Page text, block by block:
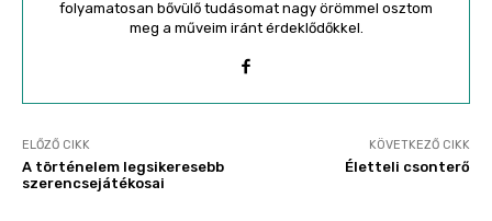
folyamatosan bővülő tudásomat nagy örömmel osztom
meg a műveim iránt érdeklődőkkel.
ELŐZŐ CIKK
A történelem legsikeresebb
szerencsejátékosai
KÖVETKEZŐ CIKK
Életteli csonterő